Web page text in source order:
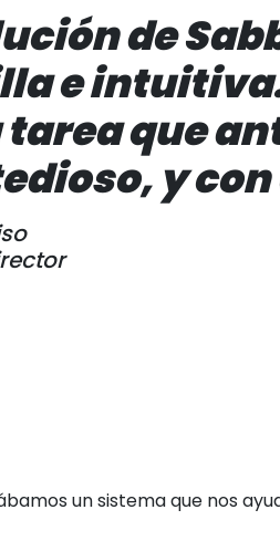
de
e
tarea que
y
un sistema que nos